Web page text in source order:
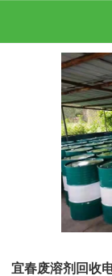
宜春废溶剂回收